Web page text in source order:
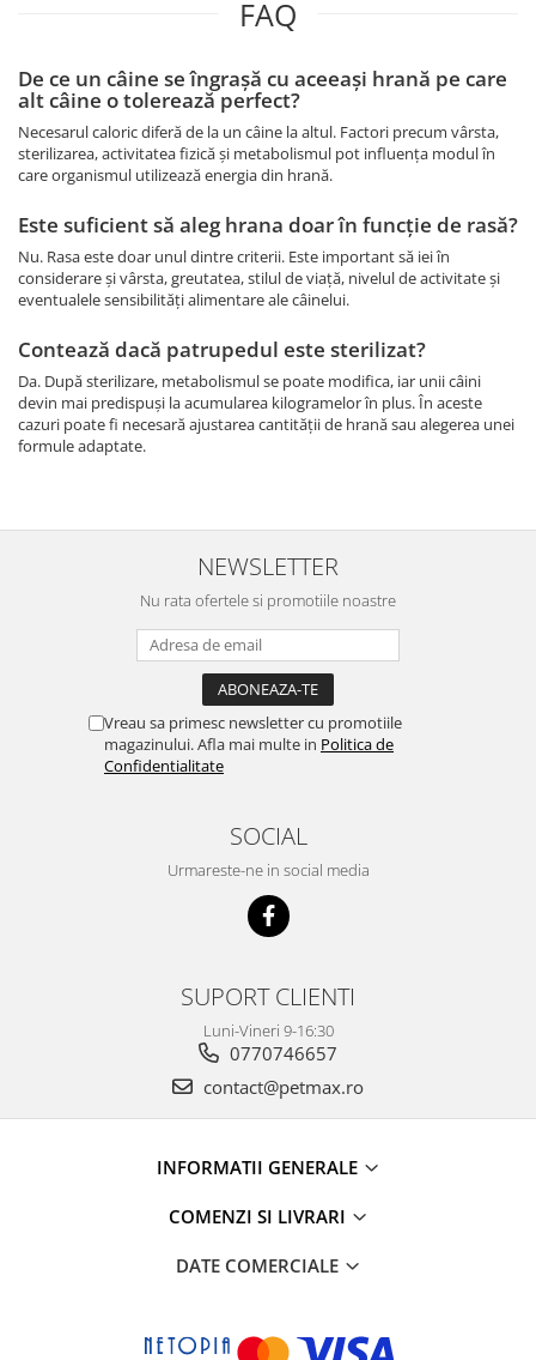
FAQ
De ce un câine se îngrașă cu aceeași hrană pe care
alt câine o tolerează perfect?
Necesarul caloric diferă de la un câine la altul. Factori precum vârsta,
sterilizarea, activitatea fizică și metabolismul pot influența modul în
care organismul utilizează energia din hrană.
Este suficient să aleg hrana doar în funcție de rasă?
Nu. Rasa este doar unul dintre criterii. Este important să iei în
considerare și vârsta, greutatea, stilul de viață, nivelul de activitate și
eventualele sensibilități alimentare ale câinelui.
Contează dacă patrupedul este sterilizat?
Da. După sterilizare, metabolismul se poate modifica, iar unii câini
devin mai predispuși la acumularea kilogramelor în plus. În aceste
cazuri poate fi necesară ajustarea cantității de hrană sau alegerea unei
formule adaptate.
NEWSLETTER
Nu rata ofertele si promotiile noastre
Vreau sa primesc newsletter cu promotiile
magazinului. Afla mai multe in Politica de
Confidentialitate
SOCIAL
Urmareste-ne in social media
SUPORT CLIENTI
Luni-Vineri 9-16:30
0770746657
contact@petmax.ro
INFORMATII GENERALE
COMENZI SI LIVRARI
DATE COMERCIALE